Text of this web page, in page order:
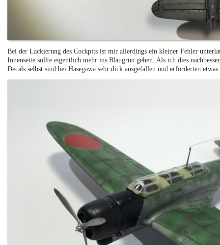
Bei der Lackierung des Cockpits ist mir allerdings ein kleiner Fehler
Innenseite sollte eigentlich mehr ins Blaugrün gehen. Als ich dies
Decals selbst sind bei Hasegawa sehr dick ausgefallen und erforderten